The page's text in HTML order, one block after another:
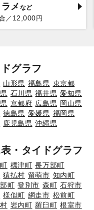
ラメ
／ 12,000円
グラフ
山形県 福島県 東京都
石川県 福井県 愛知県
京都府 広島県 岡山県
徳島県 愛媛県 福岡県
鹿児島県 沖縄県
・タイドグラフ
標津町 長万部町
猿払村 留萌市 知内町
町 登別市 森町 石狩市
様似町 網走市 松前町
岩内町 羅臼町 根室市